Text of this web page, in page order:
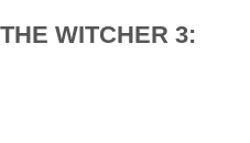
WITCHER 3: